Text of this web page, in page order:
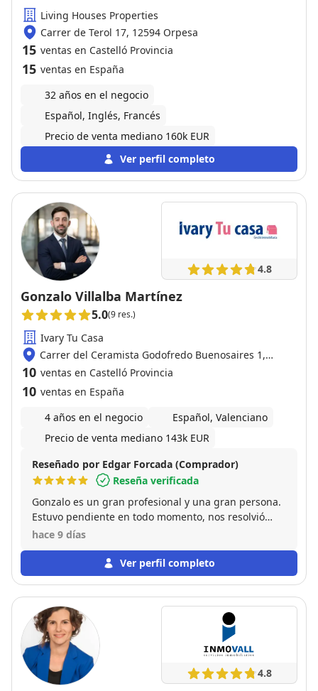
Living Houses Properties
Carrer de Terol 17, 12594 Orpesa
15 ventas en Castelló Provincia
15 ventas en España
32 años en el negocio
Español, Inglés, Francés
Precio de venta mediano 160k EUR
Ver perfil completo
4.8
Gonzalo Villalba Martínez
5.0(9 res.)
Ivary Tu Casa
Carrer del Ceramista Godofredo Buenosaires 1,
12005 Castelló de la Plana
10 ventas en Castelló Provincia
10 ventas en España
4 años en el negocio
Español, Valenciano
Precio de venta mediano 143k EUR
Reseñado por Edgar Forcada (Comprador)
Reseña verificada
Gonzalo es un gran profesional y una gran persona.
Estuvo pendiente en todo momento, nos resolvió
todas nuestras dudas y nos ayudó con la compra del
hace 9 días
Ver perfil completo
4.8